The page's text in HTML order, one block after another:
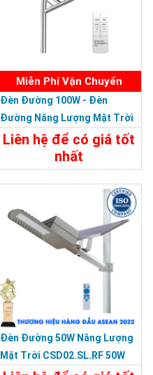
Miễn Phí Vận Chuyển
Đèn Đường 100W - Đèn
Đường Năng Lượng Mặt Trời
100W CSD02.SL 100W
Liên hệ để có giá tốt
nhất
19.487.100đ
Đặt Mua
Đèn Đường 50W Năng Lượng
Mặt Trời CSD02.SL.RF 50W